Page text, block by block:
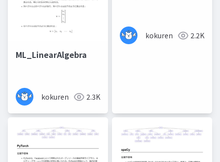
ML_LinearAlgebra
kokuren 2.3K
kokuren 2.2K